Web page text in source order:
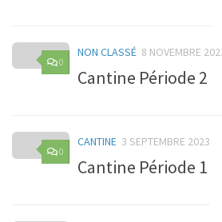
0
NON CLASSÉ 8 NOVEMBRE
Cantine Période 2
0
CANTINE 3 SEPTEMBRE 2023
Cantine Période 1